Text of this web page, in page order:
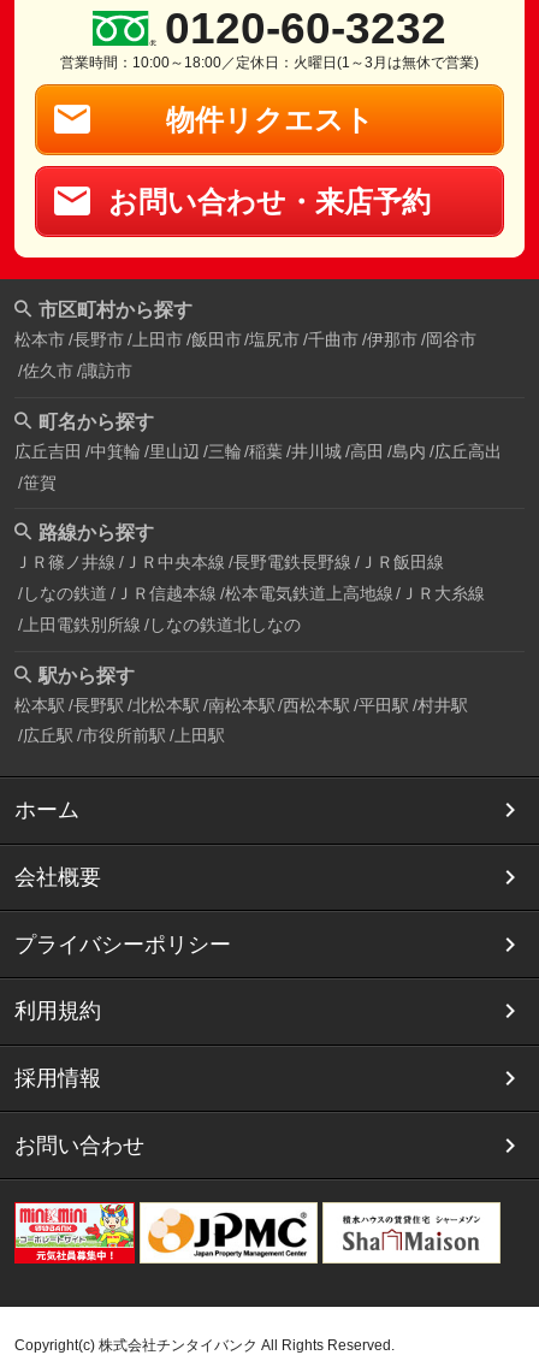
0120-60-3232
営業時間：10:00～18:00／定休日：火曜日(1～3月は無休で営業)
物件リクエスト
お問い合わせ・来店予約
市区町村から探す
松本市 長野市 上田市 飯田市 塩尻市 千曲市 伊那市 岡谷市
佐久市 諏訪市
町名から探す
広丘吉田 中箕輪 里山辺 三輪 稲葉 井川城 高田 島内 広丘高出
笹賀
路線から探す
ＪＲ篠ノ井線 ＪＲ中央本線 長野電鉄長野線 ＪＲ飯田線
しなの鉄道 ＪＲ信越本線 松本電気鉄道上高地線
ＪＲ大糸線
上田電鉄別所線 しなの鉄道北しなの
駅から探す
松本駅 長野駅 北松本駅 南松本駅 西松本駅 平田駅 村井駅
広丘駅 市役所前駅 上田駅
ホーム
会社概要
プライバシーポリシー
利用規約
採用情報
お問い合わせ
Copyright(c) 株式会社チンタイバンク All Rights Reserved.